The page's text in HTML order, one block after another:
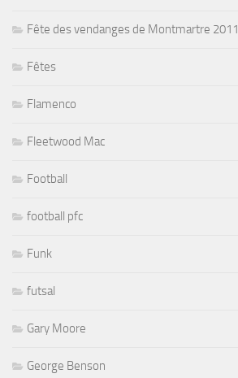
Fête des vendanges de Montmartre 2011
Fêtes
Flamenco
Fleetwood Mac
Football
football pfc
Funk
futsal
Gary Moore
George Benson